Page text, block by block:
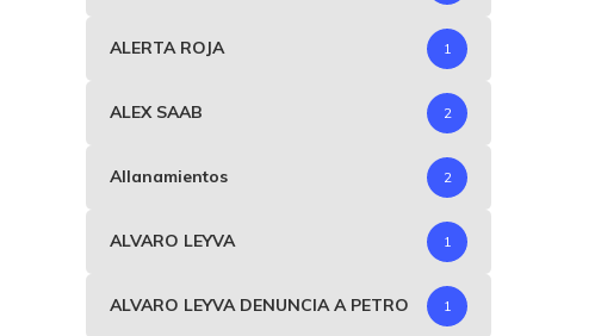
ALERTA ROJA 1
ALEX SAAB 2
Allanamientos 2
ALVARO LEYVA 1
ALVARO LEYVA DENUNCIA A PETRO 1